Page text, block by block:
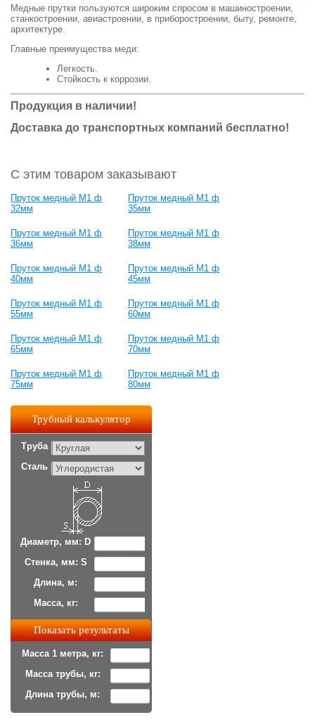
Медные прутки пользуются широким спросом в машиностроении,
станкостроении, авиастроении, в приборостроении, быту, ремонте,
архитектуре.
Главные преимущества меди:
Легкость.
Стойкость к коррозии.
Продукция в наличии!
Доставка до транспортных компаний бесплатно!
С этим товаром заказывают
Пруток медный М1 ф
32мм
Пруток медный М1 ф
35мм
Пруток медный М1 ф
36мм
Пруток медный М1 ф
38мм
Пруток медный М1 ф
40мм
Пруток медный М1 ф
45мм
Пруток медный М1 ф
55мм
Пруток медный М1 ф
60мм
Пруток медный М1 ф
65мм
Пруток медный М1 ф
70мм
Пруток медный М1 ф
75мм
Пруток медный М1 ф
80мм
Трубный калькулятор
Труба
Сталь
Диаметр, мм: D
Стенка, мм: S
Длина, м:
Масса, кг:
Масса 1 метра, кг:
Масса трубы, кг:
Длина трубы, м: